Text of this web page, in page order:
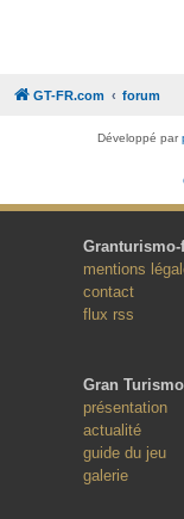
GT-FR.com forum
Développé par
Granturismo-
mentions
contact
flux rss
Gran
présentation
actualité
guide du jeu
galerie